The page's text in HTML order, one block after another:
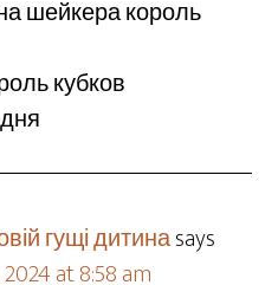
шейкера король
кубков
гущі дитинаsays
at 8:58 am